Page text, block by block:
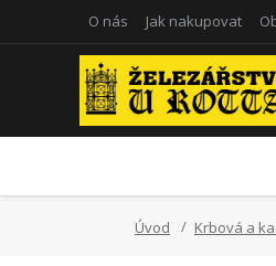
O nás Jak nakupovat
Úvod Krbová a